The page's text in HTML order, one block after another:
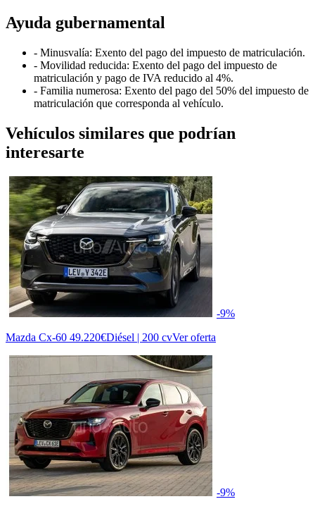
Ayuda gubernamental
- Minusvalía: Exento del pago del impuesto de matriculación.
- Movilidad reducida: Exento del pago del impuesto de
matriculación y pago de IVA reducido al 4%.
- Familia numerosa: Exento del pago del 50% del impuesto de
matriculación que corresponda al vehículo.
Vehículos similares que podrían
interesarte
-9%
Mazda Cx-60 49.220€Diésel | 200 cvVer oferta
-9%